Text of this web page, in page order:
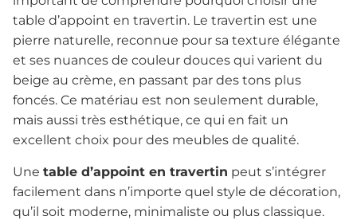
table d’appoint en travertin. Le travertin est une
pierre naturelle, reconnue pour sa texture élégante
et ses nuances de couleur douces qui varient du
beige au crème, en passant par des tons plus
foncés. Ce matériau est non seulement durable,
mais aussi très esthétique, ce qui en fait un
excellent choix pour des meubles de qualité.
Une table d’appoint en travertin peut s’intégrer
facilement dans n’importe quel style de décoration,
qu’il soit moderne, minimaliste ou plus classique.